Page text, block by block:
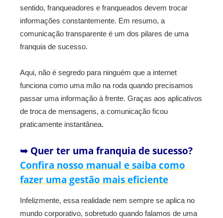
sentido, franqueadores e franqueados devem trocar
informações constantemente. Em resumo, a
comunicação transparente é um dos pilares de uma
franquia de sucesso.
Aqui, não é segredo para ninguém que a internet
funciona como uma mão na roda quando precisamos
passar uma informação à frente. Graças aos aplicativos
de troca de mensagens, a comunicação ficou
praticamente instantânea.
➥ Quer ter uma franquia de sucesso?
Confira nosso manual e saiba como
fazer uma gestão mais eficiente
Infelizmente, essa realidade nem sempre se aplica no
mundo corporativo, sobretudo quando falamos de uma